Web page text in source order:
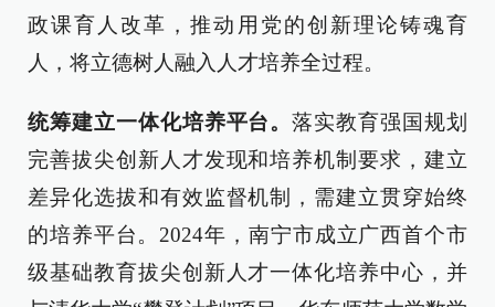
政课育人改革，推动用党的创新理论铸魂育
人，将立德树人融入人才培养全过程。
统筹建立一体化培养平台。落实教育强国规划
完善拔尖创新人才发现和培养机制要求，建立
差异化选拔和有效监督机制，需建立贯穿始终
的培养平台。2024年，南宁市成立广西首个市
级基础教育拔尖创新人才一体化培养中心，并